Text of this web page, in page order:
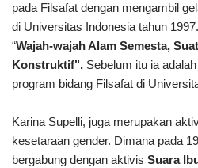
pada Filsafat dengan mengambil
di Universitas Indonesia tahun
“Wajah-wajah Alam Semesta,
Konstruktif". Sebelum itu ia
program bidang Filsafat di
Karina Supelli, juga merupakan
kesetaraan gender. Dimana pada
bergabung dengan aktivis Suara